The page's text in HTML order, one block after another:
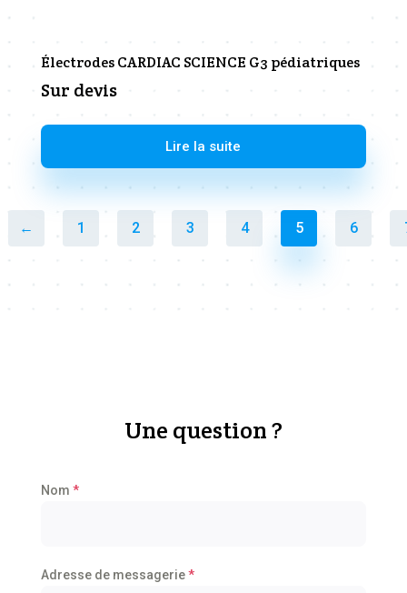
Électrodes CARDIAC SCIENCE G3 pédiatriques
Sur devis
Lire la suite
← 1 2 3 4 5 6
Une question ?
Nom *
Adresse de messagerie*